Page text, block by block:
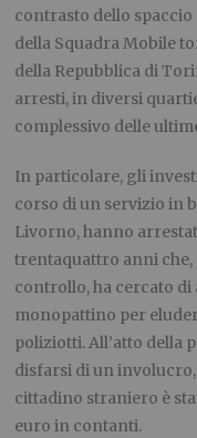
contrasto dello
della Squadra Mobile
della Repubblica di
arresti, in diversi
complessivo delle
In particolare, gli
corso di un servizio in
Livorno, hanno
trentaquattro anni che,
controllo, ha cercato
monopattino per
poliziotti. All’atto della
disfarsi di un
cittadino straniero è
euro in contanti.